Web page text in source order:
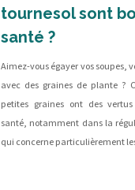
tournesol sont
santé ?
Aimez-vous égayer vos soupes,
avec des graines de plante ?
petites graines ont des
santé, notamment dans la
qui concerne particulièrement